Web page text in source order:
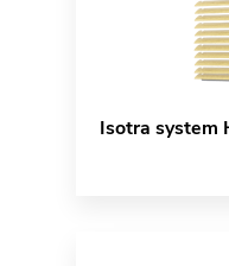
Isotra system